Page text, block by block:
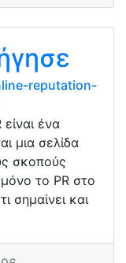
reputation-
ένα
μια σελίδα
σκοπούς
το PR στο
σημαίνει και